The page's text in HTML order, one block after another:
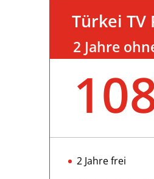
Türkei TV
2 Jahre
2 Jahre frei